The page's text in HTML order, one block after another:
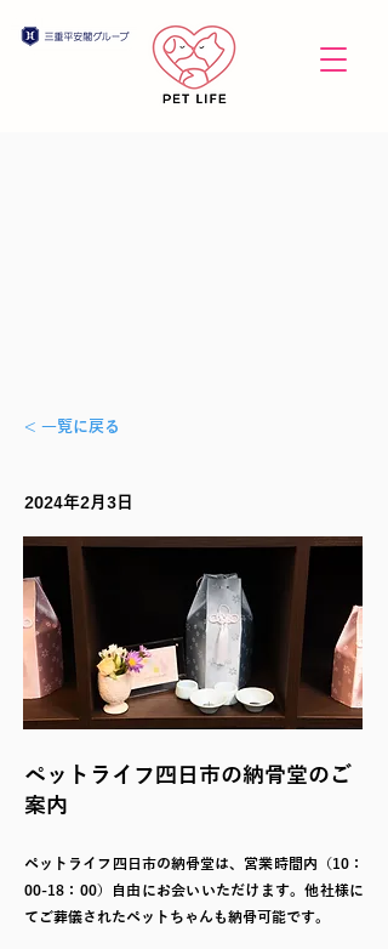
< 一覧に戻る
2024年2月3日
ペットライフ四日市の納骨堂のご
案内
ペットライフ四日市の納骨堂は、営業時間内（10：
00-18：00）自由にお会いいただけます。他社様に
てご葬儀されたペットちゃんも納骨可能です。